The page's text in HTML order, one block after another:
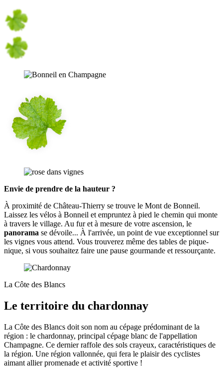
Envie de prendre de la hauteur ?
À proximité de Château-Thierry se trouve le Mont de Bonneil.
Laissez les vélos à Bonneil et empruntez à pied le chemin qui monte
à travers le village. Au fur et à mesure de votre ascension, le
panorama se dévoile... À l'arrivée, un point de vue exceptionnel sur
les vignes vous attend. Vous trouverez même des tables de pique-
nique, si vous souhaitez faire une pause gourmande et ressourçante.
La Côte des Blancs
Le territoire du chardonnay
La Côte des Blancs doit son nom au cépage prédominant de la
région : le chardonnay, principal cépage blanc de l'appellation
Champagne. Ce dernier raffole des sols crayeux, caractéristiques de
la région. Une région vallonnée, qui fera le plaisir des cyclistes
aimant allier promenade et activité sportive !